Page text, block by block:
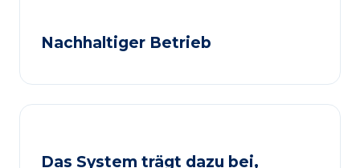
Nachhaltiger Betrieb
Das System trägt dazu bei,